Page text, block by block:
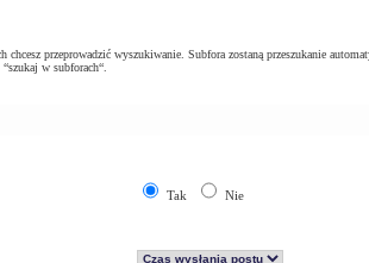
przeprowadzić wyszukiwanie. Subfora zostaną przeszukanie
w subforach“.
Tak Nie